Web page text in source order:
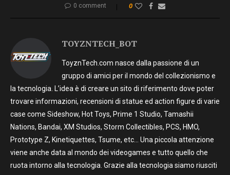
0 comment 0
TOYZNTECH_BOT
ToyznTech.com nasce dalla passione di un
gruppo di amici per il mondo del collezionismo e
la tecnologia. L’idea è di creare un sito di riferimento dove poter
trovare informazioni, recensioni di statue ed action figure di varie
case come Sideshow, Hot Toys, Prime 1 Studio, Tamashii
Nations, Bandai, XM Studios, Storm Collectibles, PCS, HMO,
Prototype Z, Kinetiquettes, Tsume, etc… Una piccola attenzione
viene anche data al mondo dei videogames e tutto quello che
ruota intorno alla tecnologia. Grazie alla tecnologia siamo riusciti